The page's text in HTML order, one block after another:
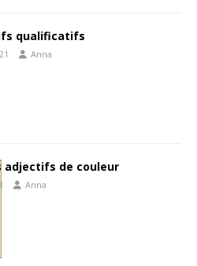
qualificatifs
Anna
adjectifs de couleur
Anna